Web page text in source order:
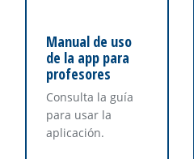
Manual de uso
de la app para
profesores
Consulta la guía
para usar la
aplicación.